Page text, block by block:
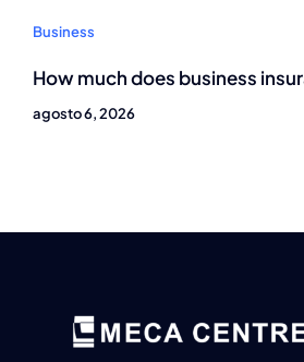
Business
How much does business
agosto 6, 2026